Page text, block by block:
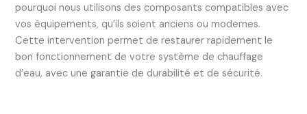
pourquoi nous utilisons des composants compatibles avec
vos équipements, qu’ils soient anciens ou modernes.
Cette intervention permet de restaurer rapidement le
bon fonctionnement de votre système de chauffage
d’eau, avec une garantie de durabilité et de sécurité.